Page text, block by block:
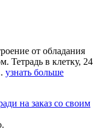
от обладания
Тетрадь в клетку, 24
узнать больше
на заказ со своим